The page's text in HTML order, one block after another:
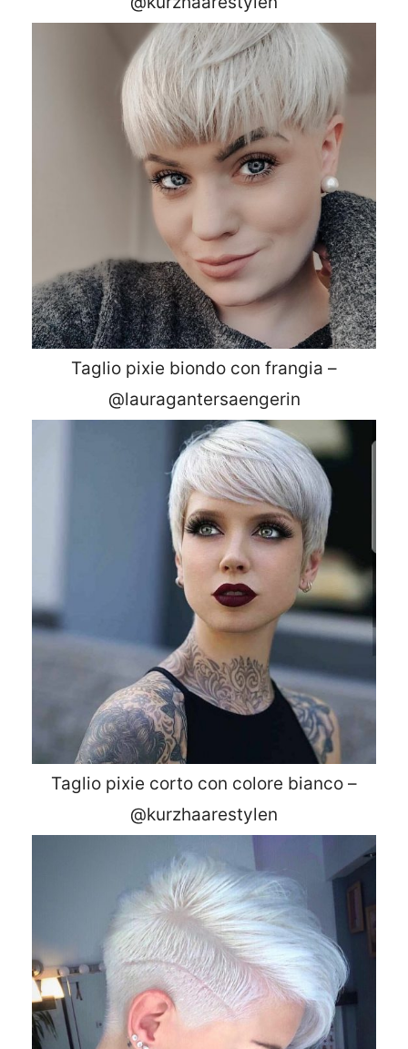
Taglio pixie biondo con frangia –
@lauragantersaengerin
Taglio pixie corto con colore bianco –
@kurzhaarestylen